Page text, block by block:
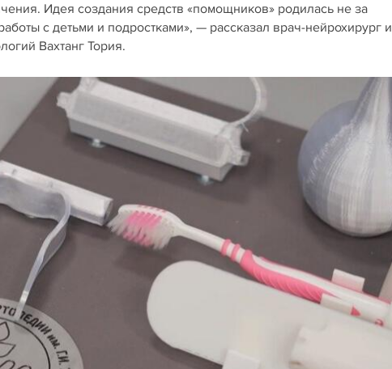
Идея создания средств «помощников» родилась не за
с детьми и подростками», — рассказал врач-нейрохирург и
Вахтанг Тория.